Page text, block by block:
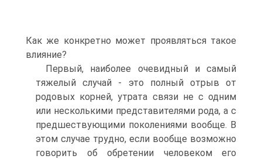
Как же конкретно может проявляться такое
влияние?
Первый, наиболее очевидный и самый
тяжелый случай - это полный отрыв от
родовых корней, утрата связи не с одним
или несколькими представителями рода, а с
предшествующими поколениями вообще. В
этом случае трудно, если вообще возможно
говорить об обретении человеком его